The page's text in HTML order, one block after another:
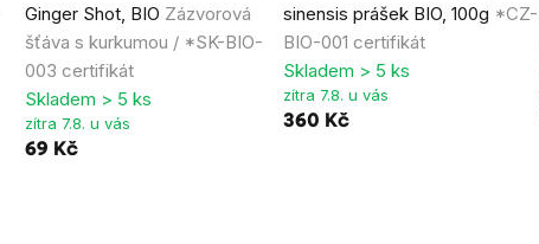
Ginger Shot, BIO Zázvorová
šťáva s kurkumou / *SK-BIO-
003 certifikát
Skladem > 5 ks
zítra 7.8. u vás
69 Kč
sinensis prášek BIO, 100g *CZ-
BIO-001 certifikát
Skladem > 5 ks
zítra 7.8. u vás
360 Kč